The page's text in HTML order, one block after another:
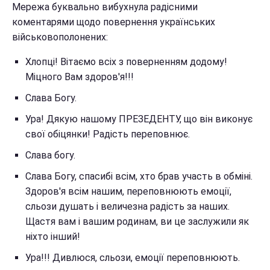
Мережа буквально вибухнула радісними
коментарями щодо повернення українських
військовополонених:
Хлопці! Вітаємо всіх з поверненням додому!
Міцного Вам здоров'я!!!
Слава Богу.
Ура! Дякую нашому ПРЕЗЕДЕНТУ, що він виконує
свої обіцянки! Радість переповнює.
Слава богу.
Слава Богу, спасибі всім, хто брав участь в обміні.
Здоров'я всім нашим, переповнюють емоції,
сльози душать і величезна радість за наших.
Щастя вам і вашим родинам, ви це заслужили як
ніхто інший!
Ура!!! Дивлюся, сльози, емоції переповнюють.